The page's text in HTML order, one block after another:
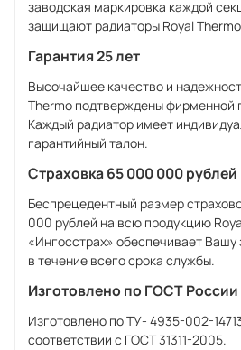
заводская маркировка каждой
защищают радиаторы Royal
Гарантия 25 лет
Высочайшее качество и
Thermo подтверждены фирменной
Каждый радиатор имеет
гарантийный талон.
Страховка 65 000 000 рублей
Беспрецедентный размер
000 рублей на всю продукцию
«Ингосстрах» обеспечивает Вашу
в течение всего срока службы.
Изготовлено по ГОСТ России
Изготовлено по ТУ- 4935-002-
соответствии с ГОСТ 31311-2005.